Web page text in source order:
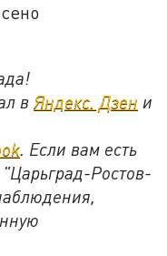
в Яндекс. Дзен и
. Если вам есть
Ростов-